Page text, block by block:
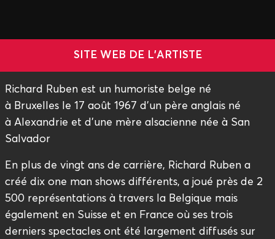
SITE WEB DE L'ARTISTE
Richard Ruben est un humoriste belge né
à Bruxelles le 17 août 1967 d'un père anglais né
à Alexandrie et d'une mère alsacienne née à San
Salvador
En plus de vingt ans de carrière, Richard Ruben a
créé dix one man shows différents, a joué près de 2
500 représentations à travers la Belgique mais
également en Suisse et en France où ses trois
derniers spectacles ont été largement diffusés sur